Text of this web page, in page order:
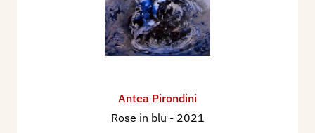
Antea Pirondini
Rose in blu - 2021